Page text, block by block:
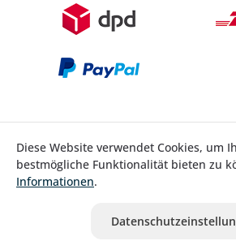
Bestellung widerrufen
ausgenommen Nicht EU-
Diese Website verwendet Cookies, um
bestmögliche Funktionalität bieten zu
Informationen.